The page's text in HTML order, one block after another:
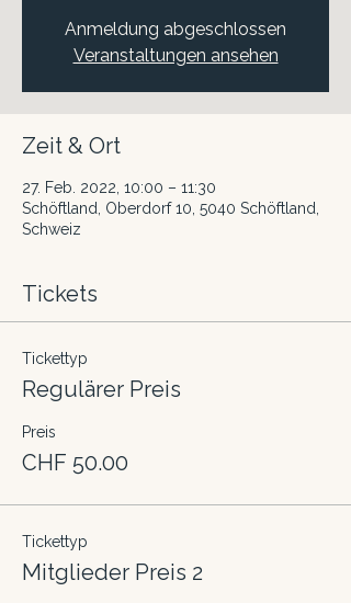
Anmeldung abgeschlossen
Veranstaltungen ansehen
Zeit & Ort
27. Feb. 2022, 10:00 – 11:30
Schöftland, Oberdorf 10, 5040 Schöftland,
Schweiz
Tickets
Tickettyp
Regulärer Preis
Preis
CHF 50.00
Tickettyp
Mitglieder Preis 2